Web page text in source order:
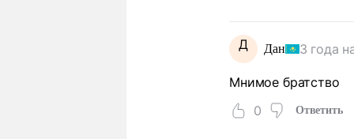
Д Дан 3 года
Мнимое братство
0
Ответить